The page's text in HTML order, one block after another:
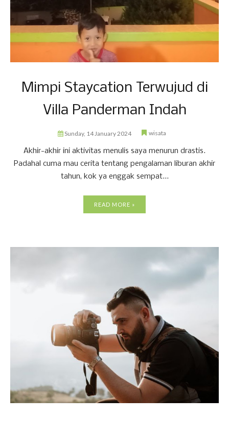
Mimpi Staycation Terwujud di
Villa Panderman Indah
Sunday, 14 January 2024 wisata
Akhir-akhir ini aktivitas menulis saya menurun drastis.
Padahal cuma mau cerita tentang pengalaman liburan akhir
tahun, kok ya enggak sempat...
READ MORE »